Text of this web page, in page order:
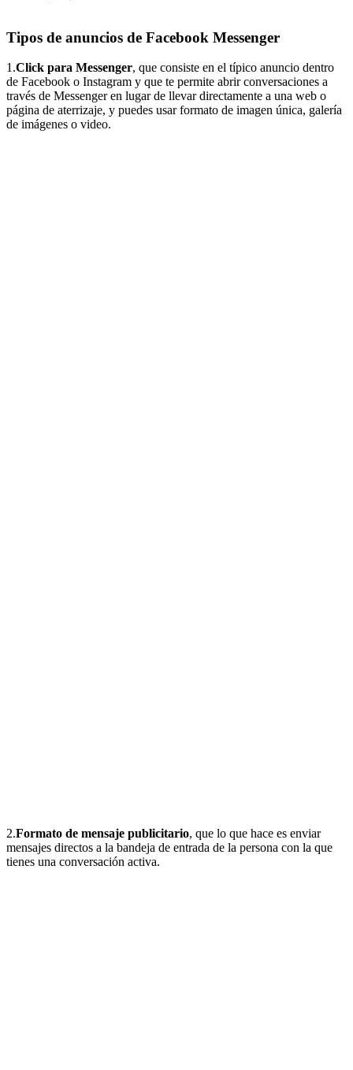
Tipos de anuncios de Facebook Messenger
1.Click para Messenger, que consiste en el típico anuncio dentro
de Facebook o Instagram y que te permite abrir conversaciones a
través de Messenger en lugar de llevar directamente a una web o
página de aterrizaje, y puedes usar formato de imagen única, galería
de imágenes o video.
2.Formato de mensaje publicitario, que lo que hace es enviar
mensajes directos a la bandeja de entrada de la persona con la que
tienes una conversación activa.